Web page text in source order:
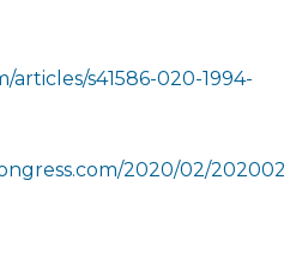
s41586-020-1994-
2020/02/